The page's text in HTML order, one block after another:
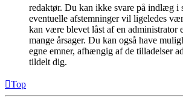
redaktør. Du kan ikke svare på indlæg i
eventuelle afstemninger vil ligeledes
kan være blevet låst af en administrator
mange årsager. Du kan også have
egne emner, afhængig af de tilladelser
tildelt dig.
Top